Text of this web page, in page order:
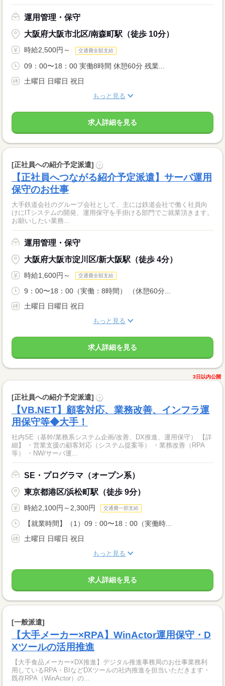
運用管理・保守
大阪府大阪市北区/南森町駅（徒歩 10分）
時給2,500円～ 交通費全額支給
09：00〜18：00 実働8時間 休憩60分 残業...
土曜日 日曜日 祝日
もっと見る
求人詳細を見る
[正社員への紹介予定派遣] ?
【正社員へつながる紹介予定派遣】サーバ運用
保守のお仕事
大手鉄道会社のグループ会社として、主には鉄道会社で働く社員向
けにITシステムの開発、運用保守を手掛ける部門でご就業頂きます。
お願いしたい業務...
運用管理・保守
大阪府大阪市淀川区/新大阪駅（徒歩 4分）
時給1,600円～ 交通費全額支給
9：00〜18：00（実働：8時間） （休憩60分...
土曜日 日曜日 祝日
もっと見る
求人詳細を見る
3日以内公開
[正社員への紹介予定派遣] ?
【VB.NET】顧客対応、業務改善、インフラ運
用保守等◆大手！
社内SE（基幹/業務系システム企画/改善、DX推進、運用保守） 【詳
細】 ・営業支援の顧客対応（システム提案等） ・業務改善（RPA
等） ・NW/サーバ運...
SE・プログラマ（オープン系）
東京都港区/浜松町駅（徒歩 9分）
時給2,100円～2,300円 交通費一部支給
【就業時間】（1）09：00〜18：00（実働時...
土曜日 日曜日 祝日
もっと見る
求人詳細を見る
[一般派遣]
【大手メーカー×RPA】WinActor運用保守・D
Xツールの活用推進
【大手食品メーカー×DX推進】デジタル推進事務局のお仕事業務利
用しているRPA・BIなどDXツールの社内推進を担当いただきます・
既存RPA（WinActor）の...